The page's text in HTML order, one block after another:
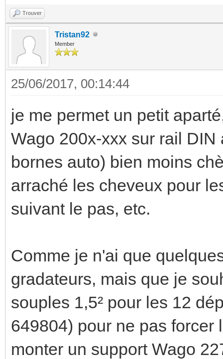
Trouver
Tristan92
Member
25/06/2017, 00:14:44
je me permet un petit
Wago 200x-xxx sur rail
bornes auto) bien moins
arraché les cheveux pour
suivant le pas, etc.
Comme je n'ai que
gradateurs, mais que je
souples 1,5² pour les 12
649804) pour ne pas forcer
monter un support Wago